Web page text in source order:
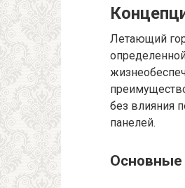
Летающий
без влияния
панелей.
Основные